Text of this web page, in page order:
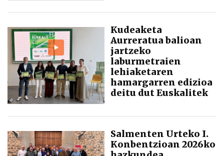
Kudeaketa
Aurreratua balioan
jartzeko
laburmetraien
lehiaketaren
hamargarren edizioa
deitu dut Euskalitek
Salmenten Urteko I.
Konbentzioan 2026ko